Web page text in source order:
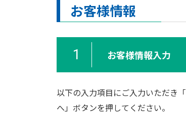
お客様情報
1 お客様情報入力
以下の入力項目にご入力いただき「
へ」ボタンを押してください。